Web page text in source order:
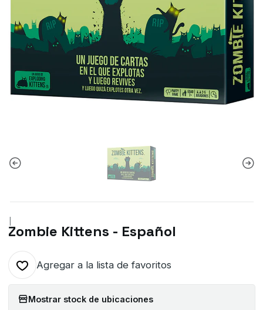
|
Zombie Kittens - Español
Agregar a la lista de favoritos
Mostrar stock de ubicaciones